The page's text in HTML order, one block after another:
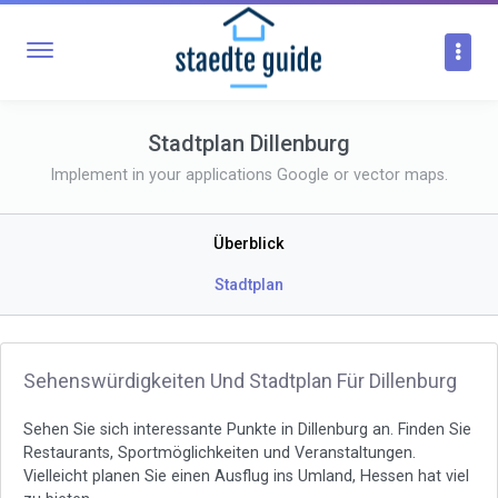
Stadtplan Dillenburg
Implement in your applications Google or vector maps.
Überblick
Stadtplan
Sehenswürdigkeiten Und Stadtplan Für Dillenburg
Sehen Sie sich interessante Punkte in Dillenburg an. Finden Sie
Restaurants, Sportmöglichkeiten und Veranstaltungen.
Vielleicht planen Sie einen Ausflug ins Umland, Hessen hat viel